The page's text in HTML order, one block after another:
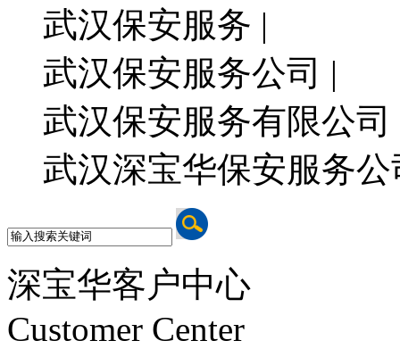
武汉保安服务 |
武汉保安服务公司 |
武汉保安服务有限公司
武汉深宝华保安服务公
深宝华客户中心
Customer Center